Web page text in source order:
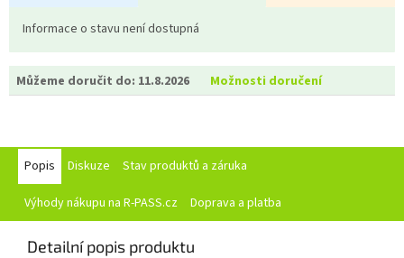
Informace o stavu není dostupná
Můžeme doručit do: 11.8.2026 Možnosti doručení
Popis Diskuze Stav produktů a záruka
Výhody nákupu na R-PASS.cz Doprava a platba
Detailní popis produktu